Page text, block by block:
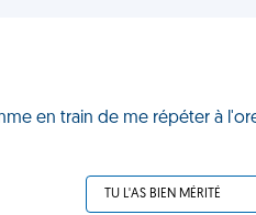
en train de me répéter à
TU L'AS BIEN MÉRITÉ